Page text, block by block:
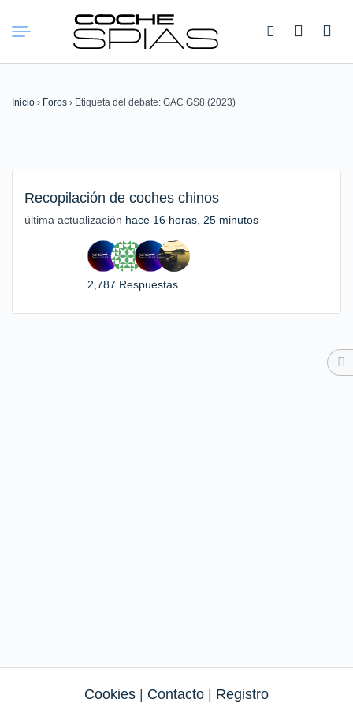
Buscar:
Inicio › Foros › Etiqueta del debate: GAC GS8 (2023)
Recopilación de coches chinos
última actualización hace 16 horas, 25 minutos
2,787 Respuestas
Cookies Contacto Registro